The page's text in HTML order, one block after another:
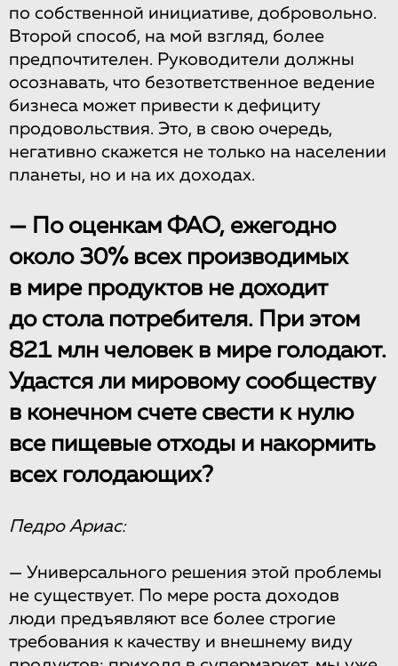
по собственной инициативе, добровольно.
Второй способ, на мой взгляд, более
предпочтителен. Руководители должны
осознавать, что безответственное ведение
бизнеса может привести к дефициту
продовольствия. Это, в свою очередь,
негативно скажется не только на населении
планеты, но и на их доходах.
— По оценкам ФАО, ежегодно
около 30% всех производимых
в мире продуктов не доходит
до стола потребителя. При этом
821 млн человек в мире голодают.
Удастся ли мировому сообществу
в конечном счете свести к нулю
все пищевые отходы и накормить
всех голодающих?
Педро Ариас:
— Универсального решения этой проблемы
не существует. По мере роста доходов
люди предъявляют все более строгие
требования к качеству и внешнему виду